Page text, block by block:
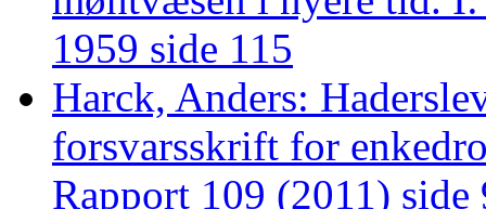
1959 side 115
Harck, Anders:
forsvarsskrift for
Rapport 109 (2011) side